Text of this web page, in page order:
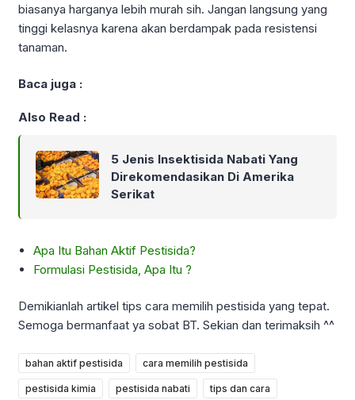
biasanya harganya lebih murah sih. Jangan langsung yang
tinggi kelasnya karena akan berdampak pada resistensi
tanaman.
Baca juga :
Also Read :
5 Jenis Insektisida Nabati Yang
Direkomendasikan Di Amerika
Serikat
Apa Itu Bahan Aktif Pestisida?
Formulasi Pestisida, Apa Itu ?
Demikianlah artikel tips cara memilih pestisida yang tepat.
Semoga bermanfaat ya sobat BT. Sekian dan terimaksih ^^
bahan aktif pestisida cara memilih pestisida
pestisida kimia pestisida nabati tips dan cara